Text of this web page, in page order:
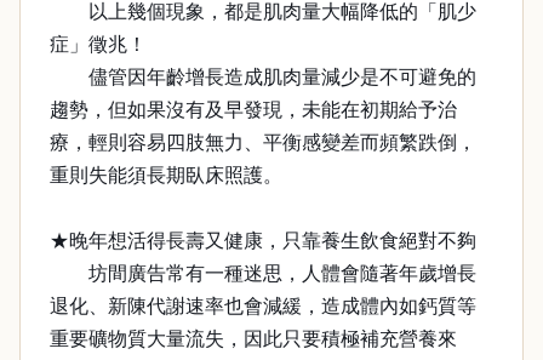
以上幾個現象，都是肌肉量大幅降低的「肌少
症」徵兆！
儘管因年齡增長造成肌肉量減少是不可避免的
趨勢，但如果沒有及早發現，未能在初期給予治
療，輕則容易四肢無力、平衡感變差而頻繁跌倒，
重則失能須長期臥床照護。
★晚年想活得長壽又健康，只靠養生飲食絕對不夠
坊間廣告常有一種迷思，人體會隨著年歲增長
退化、新陳代謝速率也會減緩，造成體內如鈣質等
重要礦物質大量流失，因此只要積極補充營養來